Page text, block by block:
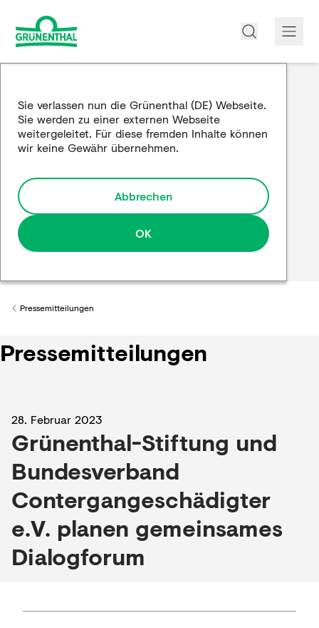
Produkte
Edukation
Forschung und Entwicklung
Partnerschaften
Sie verlassen nun die Grünenthal (DE) Webseite.
Sie werden zu einer externen Webseite
weitergeleitet. Für diese fremden Inhalte können
wir keine Gewähr übernehmen.
Abbrechen
OK
Back to
Pressemitteilungen
Pressemitteilungen
28. Februar 2023
Grünenthal-Stiftung und
Bundesverband
Contergangeschädigter
e.V. planen gemeinsames
Dialogforum